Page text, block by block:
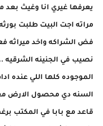
يعرفها غيري انا وغيث بعد
مراته اجت البيت طلبت
فض الشراكه واخد ميراثه
نصيب في الجنينه الشرقيه
الموجوده كلها اللي عنده
السنه دي محصول الارض
قاعد مع بابا في المكتب